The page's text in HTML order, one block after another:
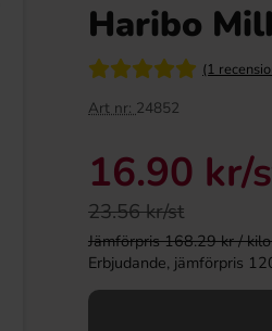
Haribo
(1
Art nr: 24852
16.90 kr/
23.56 kr/st
Jämförpris 168.29 kr /
Erbjudande, jämförpris